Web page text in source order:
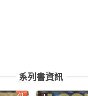
系列書資訊